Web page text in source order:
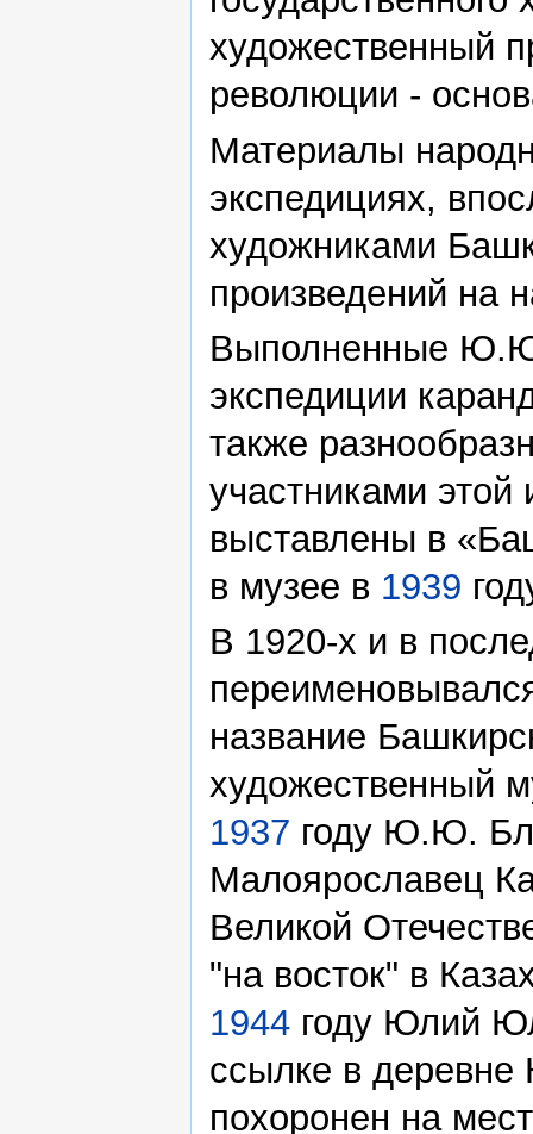
художественный
революции -
Материалы
экспедициях,
художниками
произведений на
Выполненные
экспедиции
также
участниками
выставлены в
в музее в 1939
В 1920-х и в
название
художественный
1937 году Ю.Ю.
Малоярославец
Великой
"на восток" в
1944 году Юлий
ссылке в
похоронен на